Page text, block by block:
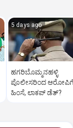
5 days ago
ಹಗರಿಬೊಮ್ಮನಹಳ್ಳಿ
ಪೊಲೀಸರಿಂದ
ಹಿಂಸೆ, ಲಾಕಪ್‌ ಡೆತ್‌?